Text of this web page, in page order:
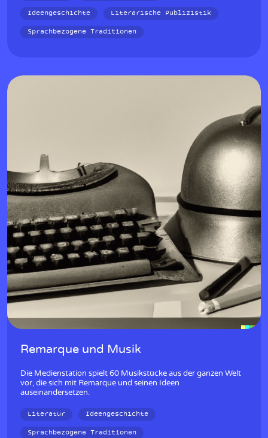
Ideengeschichte
Literarische Publizistik
Sprachbezogene Traditionen
Remarque und Musik
Die Medienstation spielt 60 Musikstücke aus der ganzen Welt
vor, die sich mit Remarque und seinen Ideen
auseinandersetzen.
Literatur
Ideengeschichte
Sprachbezogene Traditionen